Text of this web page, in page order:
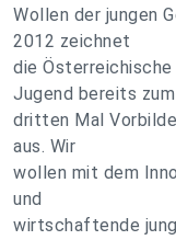
Wollen der jungen
2012 zeichnet
die
Jugend bereits zum
dritten Mal
aus. Wir
wollen mit dem
und
wirtschaftende